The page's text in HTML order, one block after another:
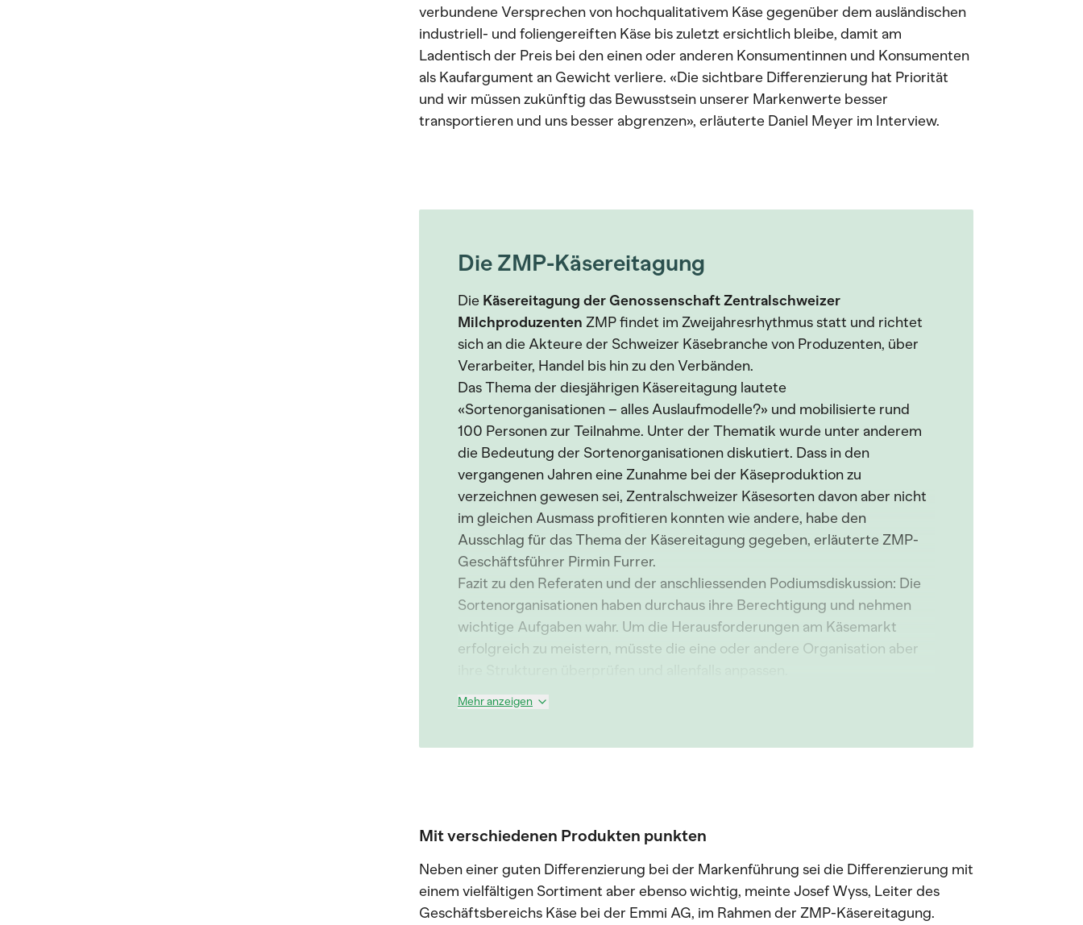
verbundene Versprechen von hochqualitativem Käse gegenüber dem ausländischen
industriell- und foliengereiften Käse bis zuletzt ersichtlich bleibe, damit am
Ladentisch der Preis bei den einen oder anderen Konsumentinnen und Konsumenten
als Kaufargument an Gewicht verliere. «Die sichtbare Differenzierung hat Priorität
und wir müssen zukünftig das Bewusstsein unserer Markenwerte besser
transportieren und uns besser abgrenzen», erläuterte Daniel Meyer im Interview.
Die ZMP-Käsereitagung
Die Käsereitagung der Genossenschaft Zentralschweizer
Milchproduzenten ZMP findet im Zweijahresrhythmus statt und richtet
sich an die Akteure der Schweizer Käsebranche von Produzenten, über
Verarbeiter, Handel bis hin zu den Verbänden.
Das Thema der diesjährigen Käsereitagung lautete
«Sortenorganisationen – alles Auslaufmodelle?» und mobilisierte rund
100 Personen zur Teilnahme. Unter der Thematik wurde unter anderem
die Bedeutung der Sortenorganisationen diskutiert. Dass in den
vergangenen Jahren eine Zunahme bei der Käseproduktion zu
verzeichnen gewesen sei, Zentralschweizer Käsesorten davon aber nicht
im gleichen Ausmass profitieren konnten wie andere, habe den
Ausschlag für das Thema der Käsereitagung gegeben, erläuterte ZMP-
Geschäftsführer Pirmin Furrer.
Fazit zu den Referaten und der anschliessenden Podiumsdiskussion: Die
Sortenorganisationen haben durchaus ihre Berechtigung und nehmen
wichtige Aufgaben wahr. Um die Herausforderungen am Käsemarkt
erfolgreich zu meistern, müsste die eine oder andere Organisation aber
Mehr anzeigen
Mit verschiedenen Produkten punkten
Neben einer guten Differenzierung bei der Markenführung sei die Differenzierung mit
einem vielfältigen Sortiment aber ebenso wichtig, meinte Josef Wyss, Leiter des
Geschäftsbereichs Käse bei der Emmi AG, im Rahmen der ZMP-Käsereitagung.